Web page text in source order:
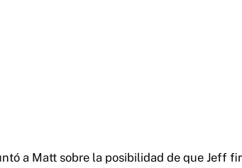
a Matt sobre la posibilidad de que Jeff